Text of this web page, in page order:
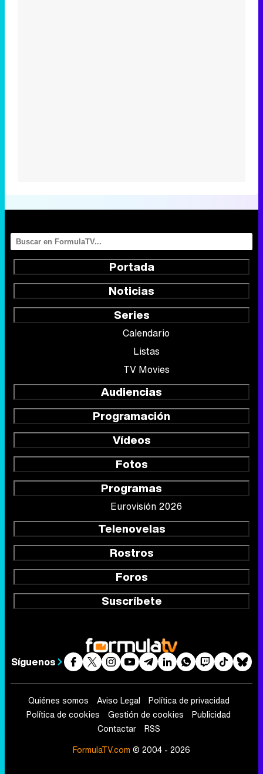
Portada
Noticias
Series
Calendario
Listas
TV Movies
Audiencias
Programación
Vídeos
Fotos
Programas
Eurovisión 2026
Telenovelas
Rostros
Foros
Suscríbete
Síguenos
Quiénes somos Aviso Legal
Política de privacidad
Política de cookies
Gestión de cookies
Publicidad
Contactar
RSS
FormulaTV.com © 2004 - 2026